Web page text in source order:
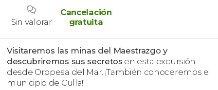
Sin valorar
Cancelación
gratuita
Visitaremos las minas del Maestrazgo y
descubriremos sus secretos en esta excursión
desde Oropesa del Mar. ¡También conoceremos el
municipio de Culla!